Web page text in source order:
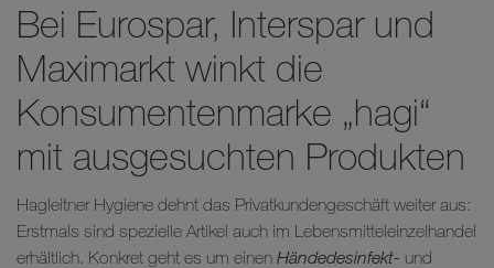
Bei Eurospar, Interspar und
Maximarkt winkt die
Konsumentenmarke „hagi“
mit ausgesuchten Produkten
Hagleitner Hygiene dehnt das Privatkundengeschäft weiter aus:
Erstmals sind spezielle Artikel auch im Lebensmitteleinzelhandel
erhältlich. Konkret geht es um einen Händedesinfekt- und